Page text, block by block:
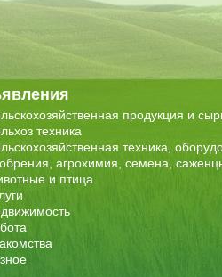
продукция и
техника
техника,
агрохимия, семена,
и птица